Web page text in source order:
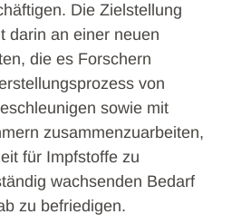
Die Zielstellung
darin an einer neuen
die es Forschern
von
sowie mit
zusammenzuarbeiten,
für Impfstoffe zu
wachsenden Bedarf
zu befriedigen.